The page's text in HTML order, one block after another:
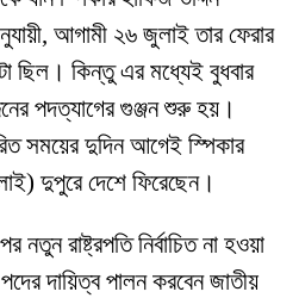
আগামী ২৬ জুলাই তার ফেরার
ছিল। কিন্তু এর মধ্যেই বুধবার
পদত্যাগের গুঞ্জন শুরু হয়।
সময়ের দুদিন আগেই স্পিকার
দুপুরে দেশে ফিরেছেন।
নতুন রাষ্ট্রপতি নির্বাচিত না হওয়া
পদের দায়িত্ব পালন করবেন জাতীয়